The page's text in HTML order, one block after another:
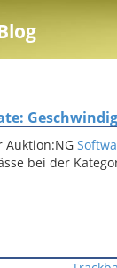
Auktion:NG
bei der